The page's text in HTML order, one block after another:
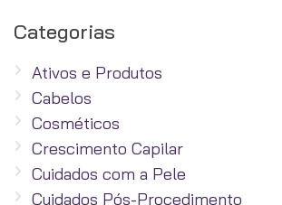
Categorias
Ativos e Produtos
Cabelos
Cosméticos
Crescimento Capilar
Cuidados com a Pele
Cuidados Pós-Procedimento